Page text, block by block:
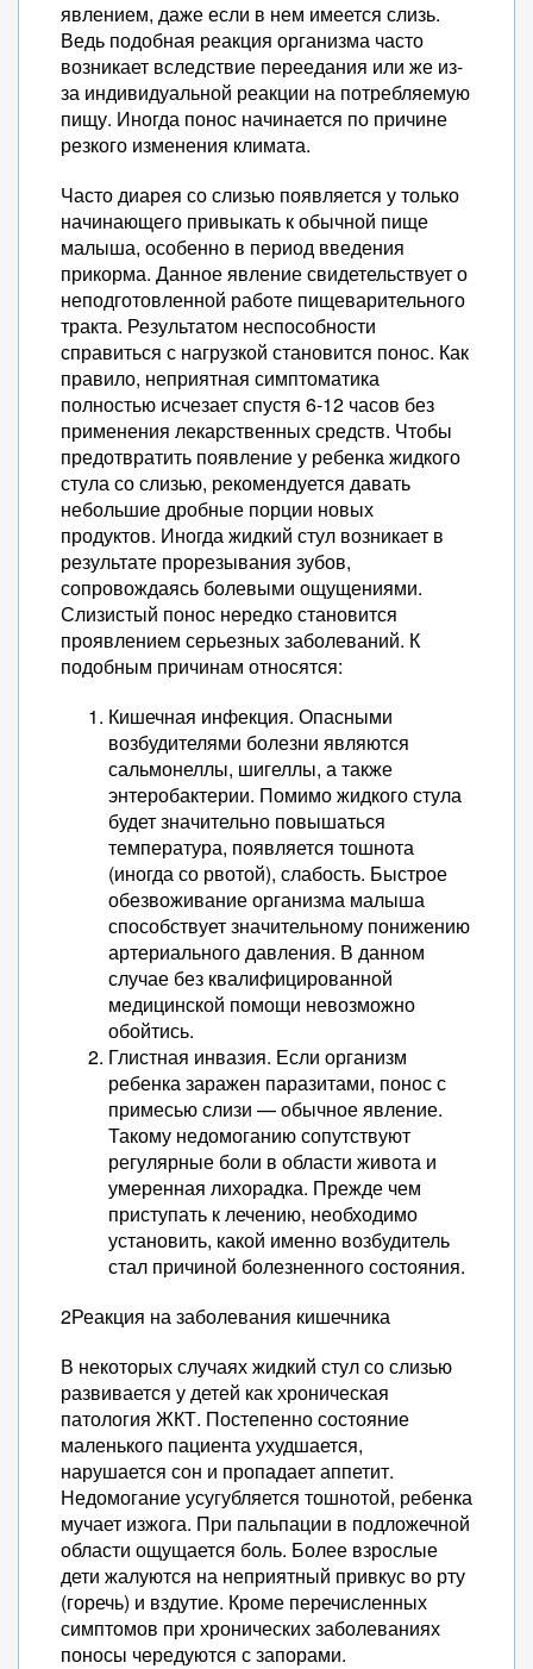
явлением, даже если в нем имеется слизь.
Ведь подобная реакция организма часто
возникает вследствие переедания или же из-
за индивидуальной реакции на потребляемую
пищу. Иногда понос начинается по причине
резкого изменения климата.
Часто диарея со слизью появляется у только
начинающего привыкать к обычной пище
малыша, особенно в период введения
прикорма. Данное явление свидетельствует о
неподготовленной работе пищеварительного
тракта. Результатом неспособности
справиться с нагрузкой становится понос. Как
правило, неприятная симптоматика
полностью исчезает спустя 6-12 часов без
применения лекарственных средств. Чтобы
предотвратить появление у ребенка жидкого
стула со слизью, рекомендуется давать
небольшие дробные порции новых
продуктов. Иногда жидкий стул возникает в
результате прорезывания зубов,
сопровождаясь болевыми ощущениями.
Слизистый понос нередко становится
проявлением серьезных заболеваний. К
подобным причинам относятся:
Кишечная инфекция. Опасными
возбудителями болезни являются
сальмонеллы, шигеллы, а также
энтеробактерии. Помимо жидкого стула
будет значительно повышаться
температура, появляется тошнота
(иногда со рвотой), слабость. Быстрое
обезвоживание организма малыша
способствует значительному понижению
артериального давления. В данном
случае без квалифицированной
медицинской помощи невозможно
обойтись.
Глистная инвазия. Если организм
ребенка заражен паразитами, понос с
примесью слизи — обычное явление.
Такому недомоганию сопутствуют
регулярные боли в области живота и
умеренная лихорадка. Прежде чем
приступать к лечению, необходимо
установить, какой именно возбудитель
стал причиной болезненного состояния.
2Реакция на заболевания кишечника
В некоторых случаях жидкий стул со слизью
развивается у детей как хроническая
патология ЖКТ. Постепенно состояние
маленького пациента ухудшается,
нарушается сон и пропадает аппетит.
Недомогание усугубляется тошнотой, ребенка
мучает изжога. При пальпации в подложечной
области ощущается боль. Более взрослые
дети жалуются на неприятный привкус во рту
(горечь) и вздутие. Кроме перечисленных
симптомов при хронических заболеваниях
поносы чередуются с запорами.